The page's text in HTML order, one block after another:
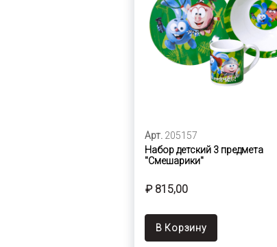
Арт. 205157
Набор детский 3 предмета
"Смешарики"
₽ 815,00
В Корзину